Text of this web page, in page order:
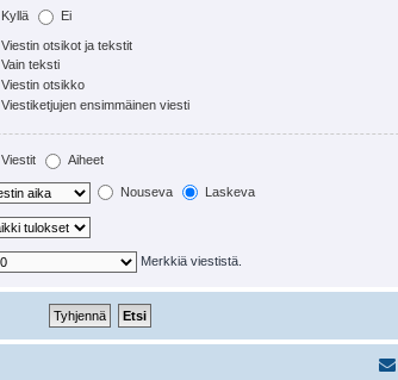
Kyllä Ei
Viestin otsikot ja tekstit
Vain teksti
Viestin otsikko
Viestiketjujen ensimmäinen viesti
Viestit Aiheet
Nouseva Laskeva
Merkkiä viestistä.